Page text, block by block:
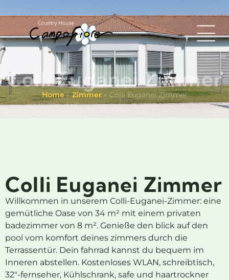
Colli Euganei Zimmer
Home»Zimmer» Colli Euganei Zimmer
Colli Euganei Zimmer
Willkommen in unserem Colli-Euganei-Zimmer: eine
gemütliche Oase von 34 m² mit einem privaten
badezimmer von 8 m². Genieße den blick auf den
pool vom komfort deines zimmers durch die
Terrassentür. Dein fahrrad kannst du bequem im
Inneren abstellen. Kostenloses WLAN, schreibtisch,
32″-fernseher, Kühlschrank, safe und haartrockner